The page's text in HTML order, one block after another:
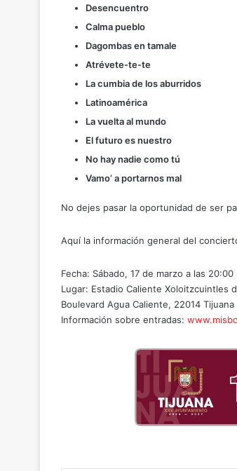
Desencuentro
Calma pueblo
Dagombas en tamale
Atrévete-te-te
La cumbia de los aburridos
Latinoamérica
La vuelta al mundo
El futuro es nuestro
No hay nadie como tú
Vamo’ a portarnos mal
No dejes pasar la oportunidad de ser
Aquí la información general del
Fecha: Sábado, 17 de marzo a las 20:00
Lugar: Estadio Caliente Xoloitzcuintles
Boulevard Agua Caliente, 22014 Tijuana
Información sobre entradas: